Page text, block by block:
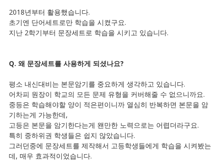
2018년부터 활용했습니다.
초기엔 단어세트로만 학습을 시켰구요.
지난 2학기부터 문장세트로 학습을 시키고 있습니다.
Q. 왜 문장세트를 사용하게 되셨나요?
평소 내신대비는 본문암기를 중요하게 생각하고 있습니다.
어차피 원장이 학교의 모든 문제 유형을 커버해줄 수 없으니까요.
중등은 학습해야할 양이 적은편이니까 열심히 반복하면 본문을 암
기하는게 가능한데,
고등은 본문을 암기한다는게 왠만한 노력으로는 어렵더라구요.
특히 중하위권 학생들은 쉽지 않았습니다.
그러던중에 문장세트를 제작해서 고등학생들에게 학습을 시켜봤는
데, 매우 효과적이었습니다.